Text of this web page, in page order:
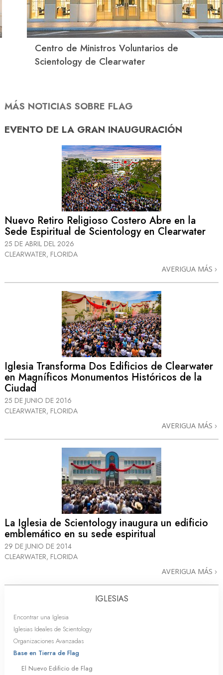
Centro de Ministros Voluntarios de
Scientology de Clearwater
MÁS NOTICIAS SOBRE FLAG
EVENTO DE LA GRAN INAUGURACIÓN
Nuevo Retiro Religioso Costero Abre en la
Sede Espiritual de Scientology en Clearwater
25 DE ABRIL DEL 2026
CLEARWATER, FLORIDA
AVERIGUA MÁS
Iglesia Transforma Dos Edificios de Clearwater
en Magníficos Monumentos Históricos de la
Ciudad
25 DE JUNIO DE 2016
CLEARWATER, FLORIDA
AVERIGUA MÁS
La Iglesia de Scientology inaugura un edificio
emblemático en su sede espiritual
29 DE JUNIO DE 2014
CLEARWATER, FLORIDA
AVERIGUA MÁS
IGLESIAS
Encontrar una Iglesia
Iglesias Ideales de Scientology
Organizaciones Avanzadas
Base en Tierra de Flag
El Nuevo Edificio de Flag